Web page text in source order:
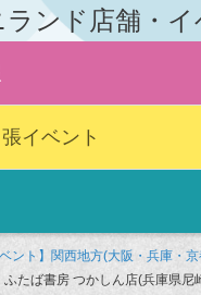
イベント
ベント】関西地方(大阪・兵庫・
ふたば書房 つかしん店(兵庫県